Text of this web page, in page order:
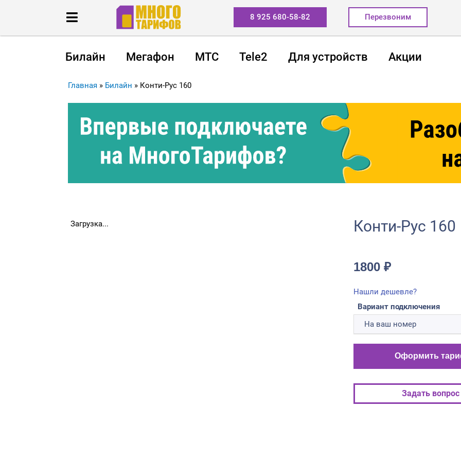
8 925 680-58-82 Перезвоним
Билайн Мегафон МТС Tele2 Для устройств Акции
Главная » Билайн » Конти-Рус 160
Загрузка... Конти-Рус 160
1800 ₽
Нашли дешевле?
Вариант подключения
Оформить
Задать вопрос